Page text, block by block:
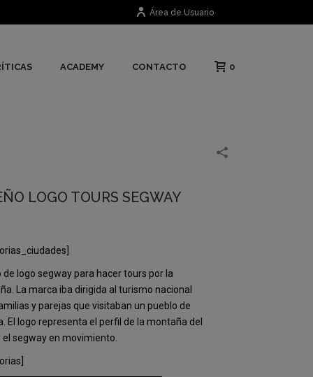
Área de Usuario
ACADEMY CONTACTO 0
LOGO TOURS SEGWAY
de logo segway para hacer tours por la
La marca iba dirigida al turismo nacional
y parejas que visitaban un pueblo de
El logo representa el perfil de la montaña del
el segway en movimiento.